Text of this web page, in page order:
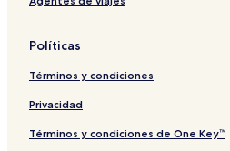
Políticas
Términos y condiciones
Privacidad
Términos y condiciones de One Key™